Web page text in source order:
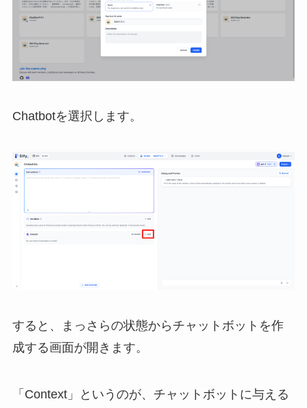
Chatbotを選択します。
すると、まっさらの状態からチャットボットを作
成する画面が開きます。
「Context」というのが、チャットボットに与える